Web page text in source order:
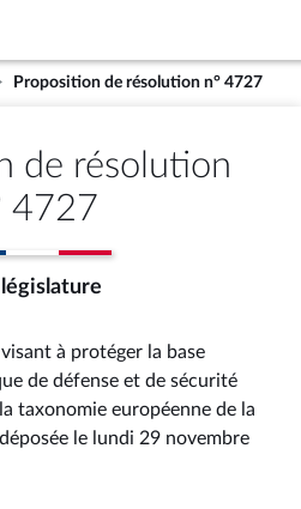
Proposition de résolution n° 4727
de résolution
4727
législature
à protéger la base
de défense et de sécurité
taxonomie européenne de la
le lundi 29 novembre